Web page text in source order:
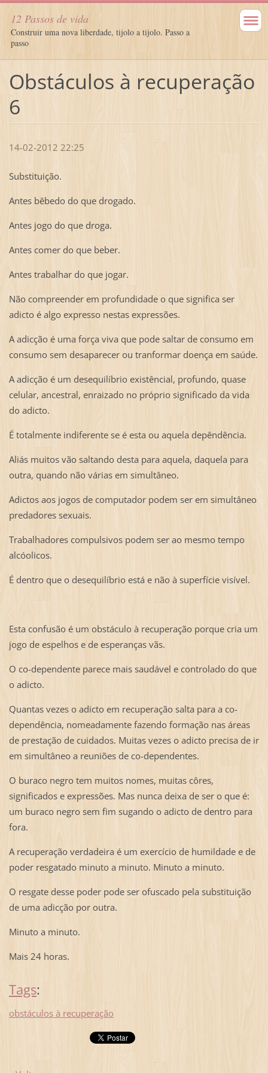
12 Passos de vida
Construir uma nova liberdade, tijolo a tijolo. Passo a
passo
Obstáculos à recuperação
6
14-02-2012 22:25
Substituição.
Antes bêbedo do que drogado.
Antes jogo do que droga.
Antes comer do que beber.
Antes trabalhar do que jogar.
Não compreender em profundidade o que significa ser
adicto é algo expresso nestas expressões.
A adicção é uma força viva que pode saltar de consumo em
consumo sem desaparecer ou tranformar doença em saúde.
A adicção é um desequilíbrio existêncial, profundo, quase
celular, ancestral, enraizado no próprio significado da vida
do adicto.
É totalmente indiferente se é esta ou aquela depêndência.
Aliás muitos vão saltando desta para aquela, daquela para
outra, quando não várias em simultâneo.
Adictos aos jogos de computador podem ser em simultâneo
predadores sexuais.
Trabalhadores compulsivos podem ser ao mesmo tempo
alcóolicos.
É dentro que o desequilíbrio está e não à superfície visível.
Esta confusão é um obstáculo à recuperação porque cria um
jogo de espelhos e de esperanças vãs.
O co-dependente parece mais saudável e controlado do que
o adicto.
Quantas vezes o adicto em recuperação salta para a co-
dependência, nomeadamente fazendo formação nas áreas
de prestação de cuidados. Muitas vezes o adicto precisa de ir
em simultâneo a reuniões de co-dependentes.
O buraco negro tem muitos nomes, muitas côres,
significados e expressões. Mas nunca deixa de ser o que é:
um buraco negro sem fim sugando o adicto de dentro para
fora.
A recuperação verdadeira é um exercício de humildade e de
poder resgatado minuto a minuto. Minuto a minuto.
O resgate desse poder pode ser ofuscado pela substituição
de uma adicção por outra.
Minuto a minuto.
Mais 24 horas.
Tags:
obstáculos à recuperação